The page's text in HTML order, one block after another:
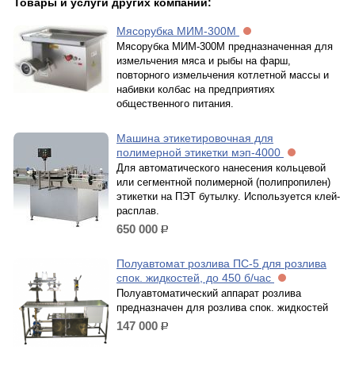
Мясорубка МИМ-300М
Мясорубка МИМ-300М предназначенная для
измельчения мяса и рыбы на фарш,
повторного измельчения котлетной массы и
набивки колбас на предприятиях
общественного питания.
Машина этикетировочная для
полимерной этикетки мэп-4000
Для автоматического нанесения кольцевой
или сегментной полимерной (полипропилен)
этикетки на ПЭТ бутылку. Используется клей-
расплав.
650 000 р.
Полуавтомат розлива ПС-5 для розлива
спок. жидкостей, до 450 б/час
Полуавтоматический аппарат розлива
предназначен для розлива спок. жидкостей
147 000 р.